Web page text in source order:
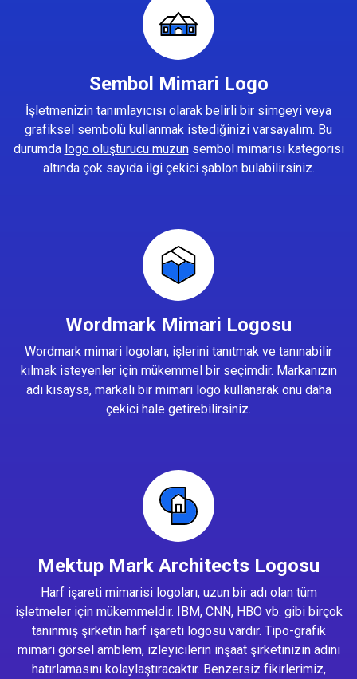
Sembol Mimari Logo
İşletmenizin tanımlayıcısı olarak belirli bir simgeyi veya
grafiksel sembolü kullanmak istediğinizi varsayalım. Bu
durumda logo oluşturucu muzunsembol mimarisi kategorisi
altında çok sayıda ilgi çekici şablon bulabilirsiniz.
Wordmark Mimari Logosu
Wordmark mimari logoları, işlerini tanıtmak ve tanınabilir
kılmak isteyenler için mükemmel bir seçimdir. Markanızın
adı kısaysa, markalı bir mimari logo kullanarak onu daha
çekici hale getirebilirsiniz.
Mektup Mark Architects Logosu
Harf işareti mimarisi logoları, uzun bir adı olan tüm
işletmeler için mükemmeldir. IBM, CNN, HBO vb. gibi birçok
tanınmış şirketin harf işareti logosu vardır. Tipo-grafik
mimari görsel amblem, izleyicilerin inşaat şirketinizin adını
hatırlamasını kolaylaştıracaktır. Benzersiz fikirlerimiz,